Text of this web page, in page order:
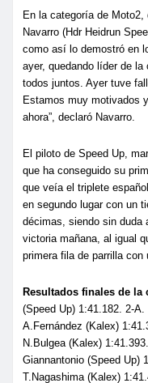
En la categoría de
Navarro (Hdr Heidrun
como así lo demostró en
ayer, quedando líder de la
todos juntos. Ayer tuve
Estamos muy motivados
ahora”, declaró Navarro.
El piloto de Speed Up,
que ha conseguido su
que veía el triplete
en segundo lugar con un
décimas, siendo sin duda
victoria mañana, al igual
primera fila de parrilla con
Resultados finales de la
(Speed Up) 1:41.182. 2-
A.Fernández (Kalex)
N.Bulgea (Kalex)
Giannantonio (Speed Up)
T.Nagashima (Kalex)